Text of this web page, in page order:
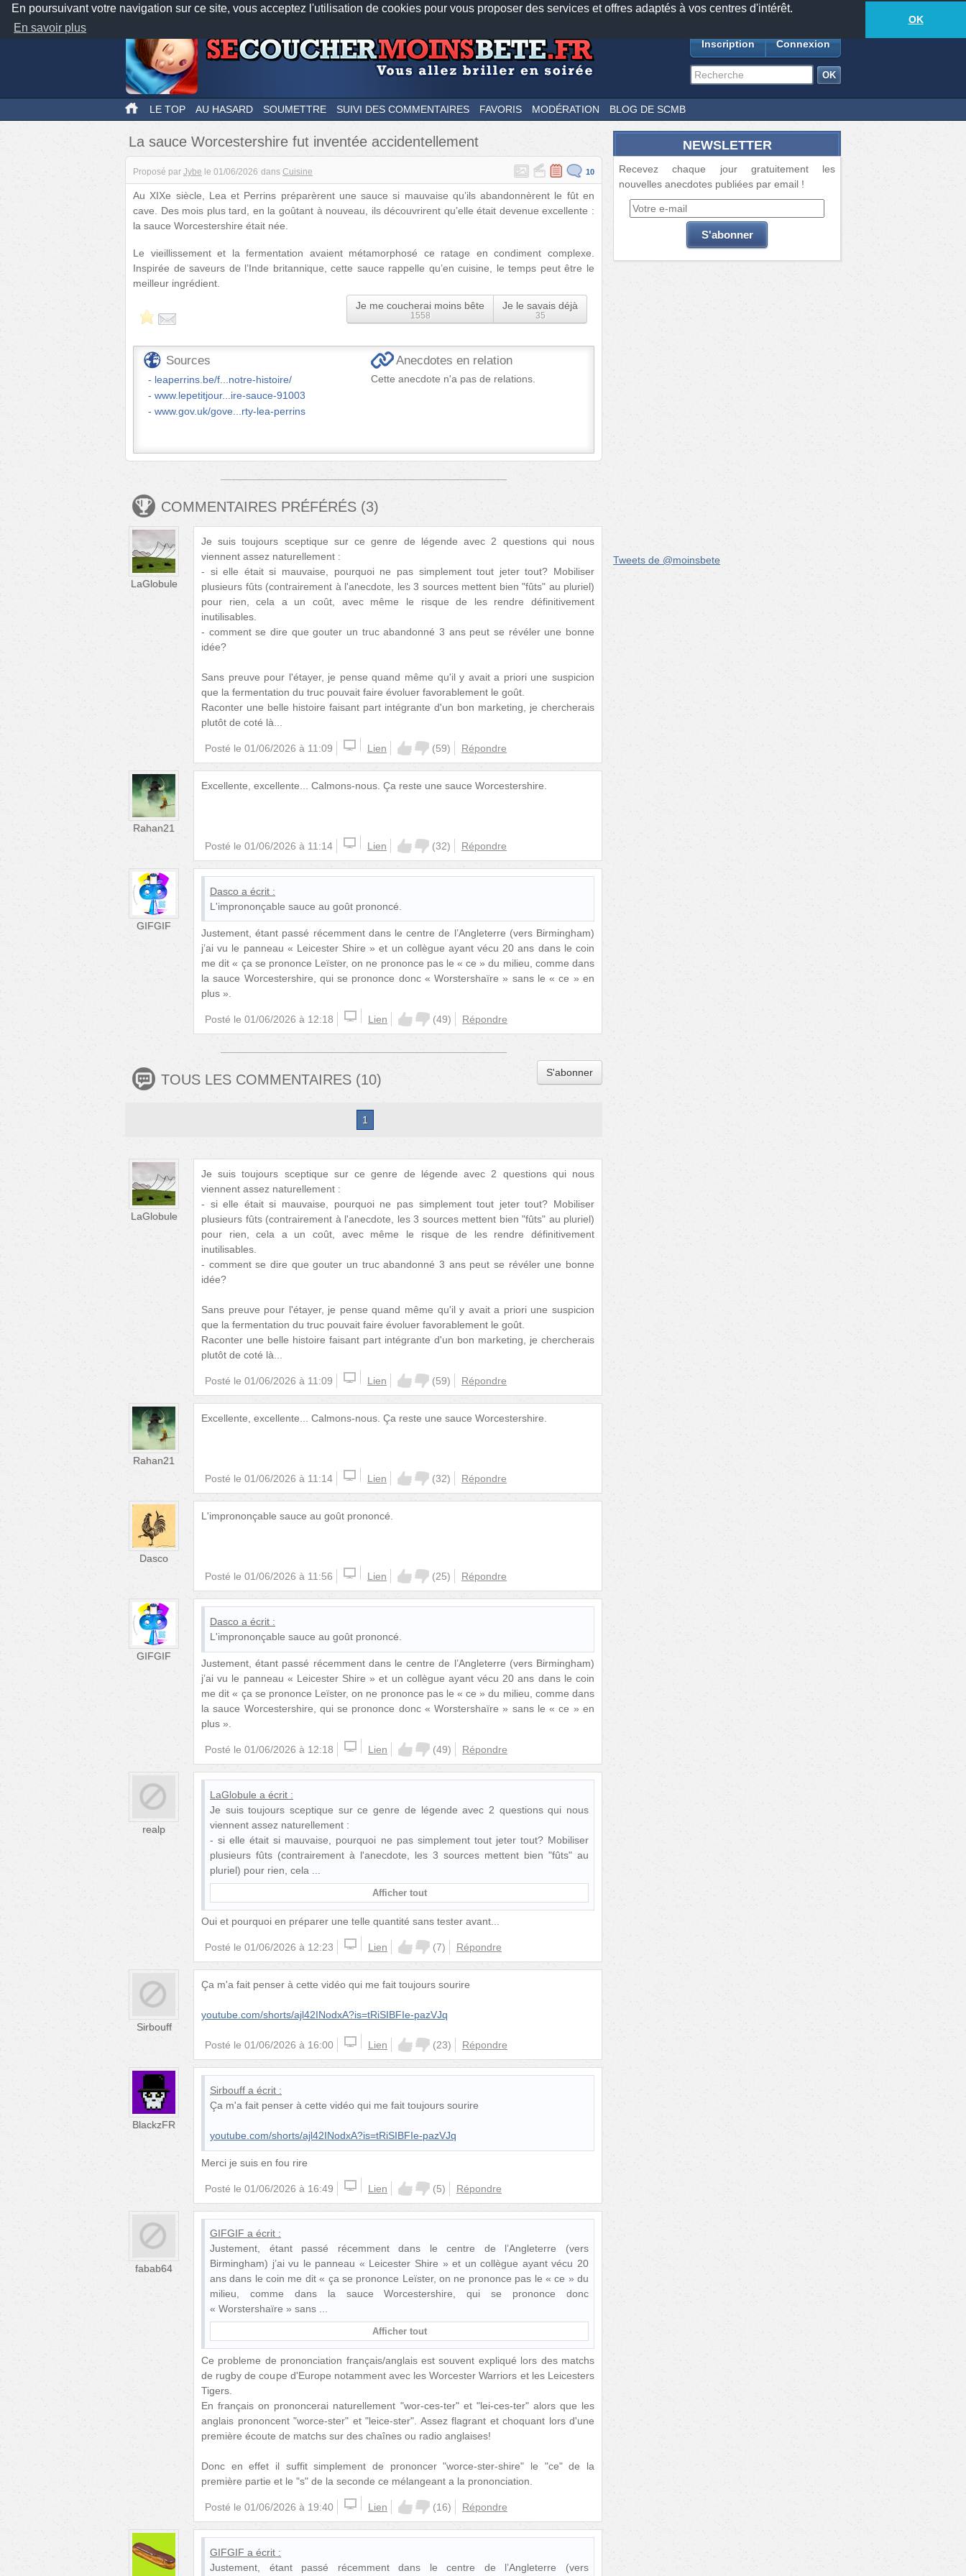
En poursuivant votre navigation sur ce site, vous acceptez l'utilisation de cookies pour vous proposer des services et offres adaptés à vos centres d'intérêt.
En savoir plus
OK
Nos applications mobiles Newsletter Facebook
TwitterFeeds18877anecdotes-557lecteurs connectés
Inscription Connexion
LE TOP AU HASARD SOUMETTRE SUIVI DES COMMENTAIRES FAVORIS MODÉRATION BLOG DE SCMB
La sauce Worcestershire fut inventée accidentellement
Proposé par Jybe le 01/06/2026 dans Cuisine 10
Au XIXe siècle, Lea et Perrins préparèrent une sauce si mauvaise qu’ils abandonnèrent le fût en
cave. Des mois plus tard, en la goûtant à nouveau, ils découvrirent qu’elle était devenue excellente :
la sauce Worcestershire était née.
Le vieillissement et la fermentation avaient métamorphosé ce ratage en condiment complexe.
Inspirée de saveurs de l’Inde britannique, cette sauce rappelle qu’en cuisine, le temps peut être le
meilleur ingrédient.
Je me coucherai moins bête
1558
Je le savais déjà
35
Sources
leaperrins.be/f...notre-histoire/
www.lepetitjour...ire-sauce-91003
www.gov.uk/gove...rty-lea-perrins
Anecdotes en relation
Cette anecdote n'a pas de relations.
COMMENTAIRES PRÉFÉRÉS (3)
LaGlobule
Je suis toujours sceptique sur ce genre de légende avec 2 questions qui nous
viennent assez naturellement :
- si elle était si mauvaise, pourquoi ne pas simplement tout jeter tout? Mobiliser
plusieurs fûts (contrairement à l'anecdote, les 3 sources mettent bien "fûts" au pluriel)
pour rien, cela a un coût, avec même le risque de les rendre définitivement
inutilisables.
- comment se dire que gouter un truc abandonné 3 ans peut se révéler une bonne
idée?
Sans preuve pour l'étayer, je pense quand même qu'il y avait a priori une suspicion
que la fermentation du truc pouvait faire évoluer favorablement le goût.
Raconter une belle histoire faisant part intégrante d'un bon marketing, je chercherais
plutôt de coté là...
Posté le 01/06/2026 à 11:09 Lien (59) Répondre
Rahan21
Excellente, excellente... Calmons-nous. Ça reste une sauce Worcestershire.
Posté le 01/06/2026 à 11:14 Lien (32) Répondre
GIFGIF
Dasco a écrit :
L'imprononçable sauce au goût prononcé.
Justement, étant passé récemment dans le centre de l’Angleterre (vers Birmingham)
j’ai vu le panneau « Leicester Shire » et un collègue ayant vécu 20 ans dans le coin
me dit « ça se prononce Leïster, on ne prononce pas le « ce » du milieu, comme dans
la sauce Worcestershire, qui se prononce donc « Worstershaïre » sans le « ce » en
plus ».
Posté le 01/06/2026 à 12:18 Lien (49) Répondre
TOUS LES COMMENTAIRES (10) S'abonner
1
LaGlobule
Je suis toujours sceptique sur ce genre de légende avec 2 questions qui nous
viennent assez naturellement :
- si elle était si mauvaise, pourquoi ne pas simplement tout jeter tout? Mobiliser
plusieurs fûts (contrairement à l'anecdote, les 3 sources mettent bien "fûts" au pluriel)
pour rien, cela a un coût, avec même le risque de les rendre définitivement
inutilisables.
- comment se dire que gouter un truc abandonné 3 ans peut se révéler une bonne
idée?
Sans preuve pour l'étayer, je pense quand même qu'il y avait a priori une suspicion
que la fermentation du truc pouvait faire évoluer favorablement le goût.
Raconter une belle histoire faisant part intégrante d'un bon marketing, je chercherais
plutôt de coté là...
Posté le 01/06/2026 à 11:09 Lien (59) Répondre
Rahan21
Excellente, excellente... Calmons-nous. Ça reste une sauce Worcestershire.
Posté le 01/06/2026 à 11:14 Lien (32) Répondre
Dasco
L'imprononçable sauce au goût prononcé.
Posté le 01/06/2026 à 11:56 Lien (25) Répondre
GIFGIF
Dasco a écrit :
L'imprononçable sauce au goût prononcé.
Justement, étant passé récemment dans le centre de l’Angleterre (vers Birmingham)
j’ai vu le panneau « Leicester Shire » et un collègue ayant vécu 20 ans dans le coin
me dit « ça se prononce Leïster, on ne prononce pas le « ce » du milieu, comme dans
la sauce Worcestershire, qui se prononce donc « Worstershaïre » sans le « ce » en
plus ».
Posté le 01/06/2026 à 12:18 Lien (49) Répondre
realp
LaGlobule a écrit :
Je suis toujours sceptique sur ce genre de légende avec 2 questions qui nous
viennent assez naturellement :
- si elle était si mauvaise, pourquoi ne pas simplement tout jeter tout? Mobiliser
plusieurs fûts (contrairement à l'anecdote, les 3 sources mettent bien "fûts" au
pluriel) pour rien, cela
Afficher tout
Oui et pourquoi en préparer une telle quantité sans tester avant...
Posté le 01/06/2026 à 12:23 Lien (7) Répondre
Sirbouff
Ça m'a fait penser à cette vidéo qui me fait toujours sourire
youtube.com/shorts/ajl42INodxA?is=tRiSIBFIe-pazVJq
Posté le 01/06/2026 à 16:00 Lien (23) Répondre
BlackzFR
Sirbouff a écrit :
Ça m'a fait penser à cette vidéo qui me fait toujours sourire
youtube.com/shorts/ajl42INodxA?is=tRiSIBFIe-pazVJq
Merci je suis en fou rire
Posté le 01/06/2026 à 16:49 Lien (5) Répondre
fabab64
GIFGIF a écrit :
Justement, étant passé récemment dans le centre de l’Angleterre (vers
Birmingham) j’ai vu le panneau « Leicester Shire » et un collègue ayant vécu 20
ans dans le coin me dit « ça se prononce Leïster, on ne prononce pas le « ce » du
milieu, comme dans la sauce Worcestershire, qui se prononce donc
« Worstershaïre » sans
Afficher tout
Ce probleme de prononciation français/anglais est souvent expliqué lors des matchs
de rugby de coupe d'Europe notamment avec les Worcester Warriors et les Leicesters
Tigers.
En français on prononcerai naturellement "wor-ces-ter" et "lei-ces-ter" alors que les
anglais prononcent "worce-ster" et "leice-ster". Assez flagrant et choquant lors d'une
première écoute de matchs sur des chaînes ou radio anglaises!
Donc en effet il suffit simplement de prononcer "worce-ster-shire" le "ce" de la
première partie et le "s" de la seconde ce mélangeant a la prononciation.
Posté le 01/06/2026 à 19:40 Lien (16) Répondre
GIFGIF a écrit :
Justement, étant passé récemment dans le centre de l’Angleterre (vers
NEWSLETTER
Recevez chaque jour gratuitement les
nouvelles anecdotes publiées par email !
Tweets de @moinsbete